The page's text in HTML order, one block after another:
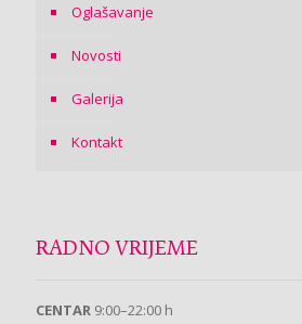
Oglašavanje
Novosti
Galerija
Kontakt
RADNO VRIJEME
CENTAR 9:00–22:00 h